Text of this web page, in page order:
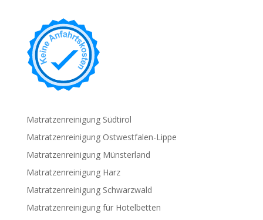
Matratzenreinigung Südtirol
Matratzenreinigung Ostwestfalen-Lippe
Matratzenreinigung Münsterland
Matratzenreinigung Harz
Matratzenreinigung Schwarzwald
Matratzenreinigung für Hotelbetten